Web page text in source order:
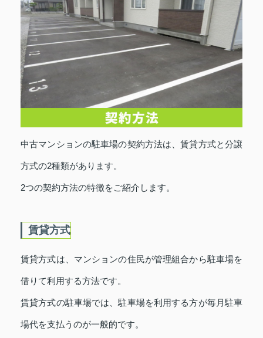
中古マンションの駐車場の契約方法は、賃貸方式と分譲
方式の2種類があります。
2つの契約方法の特徴をご紹介します。
賃貸方式
賃貸方式は、マンションの住民が管理組合から駐車場を
借りて利用する方法です。
賃貸方式の駐車場では、駐車場を利用する方が毎月駐車
場代を支払うのが一般的です。